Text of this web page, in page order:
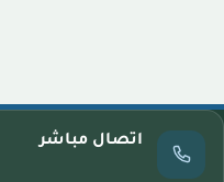
اتصال مباشر